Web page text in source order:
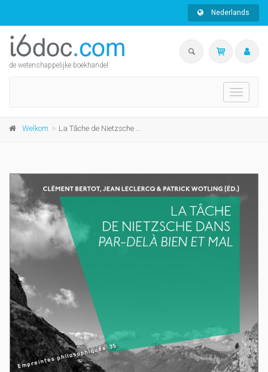
Nederlands
de wetenshappelijke boekhandel
Toggle
Welkom La Tâche de Nietzsche dans Par-delà bien et mal